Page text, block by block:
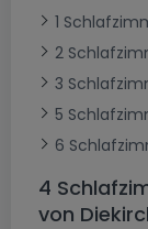
1
2
3
5
6
4
von